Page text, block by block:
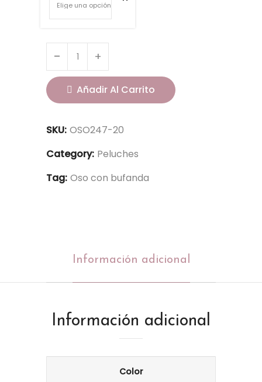
Añadir Al Carrito
SKU: OSO247-20
Category: Peluches
Tag: Oso con bufanda
Información adicional
Información adicional
Color